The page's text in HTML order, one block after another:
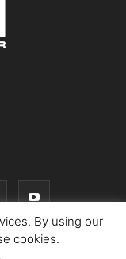
By using our
cookies.